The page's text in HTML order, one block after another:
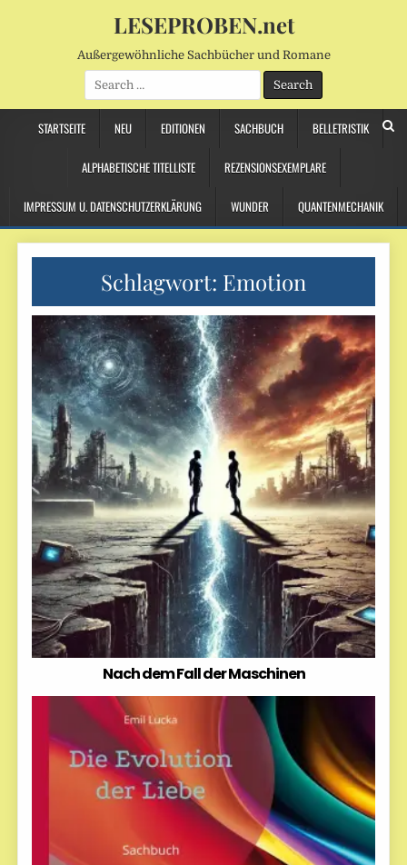
LESEPROBEN.net
Außergewöhnliche Sachbücher und Romane
Search
for:
STARTSEITE NEU EDITIONEN SACHBUCH BELLETRISTIK
ALPHABETISCHE TITELLISTE REZENSIONSEXEMPLARE
IMPRESSUM U. DATENSCHUTZERKLÄRUNG WUNDER QUANTENMECHANIK
Schlagwort: Emotion
Nach dem Fall der Maschinen